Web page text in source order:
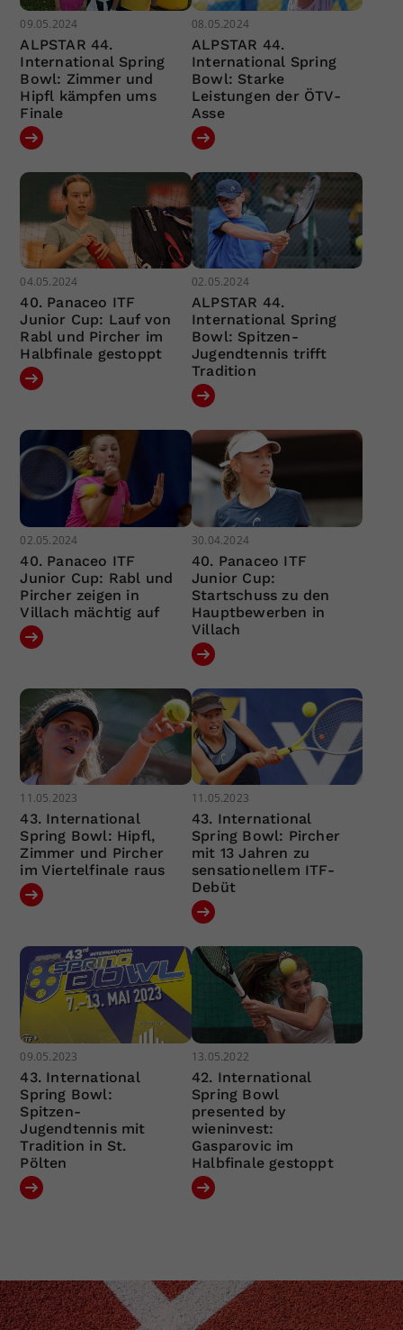
09.05.2024
ALPSTAR 44.
International Spring
Bowl: Zimmer und
Hipfl kämpfen ums
Finale
08.05.2024
ALPSTAR 44.
International Spring
Bowl: Starke
Leistungen der ÖTV-
Asse
04.05.2024
40. Panaceo ITF
Junior Cup: Lauf von
Rabl und Pircher im
Halbfinale gestoppt
02.05.2024
ALPSTAR 44.
International Spring
Bowl: Spitzen-
Jugendtennis trifft
Tradition
02.05.2024
40. Panaceo ITF
Junior Cup: Rabl und
Pircher zeigen in
Villach mächtig auf
30.04.2024
40. Panaceo ITF
Junior Cup:
Startschuss zu den
Hauptbewerben in
Villach
11.05.2023
43. International
Spring Bowl: Hipfl,
Zimmer und Pircher
im Viertelfinale raus
11.05.2023
43. International
Spring Bowl: Pircher
mit 13 Jahren zu
sensationellem ITF-
Debüt
09.05.2023
43. International
Spring Bowl:
Spitzen-
Jugendtennis mit
Tradition in St.
Pölten
13.05.2022
42. International
Spring Bowl
presented by
wieninvest:
Gasparovic im
Halbfinale gestoppt